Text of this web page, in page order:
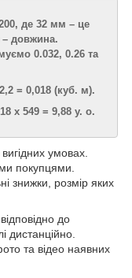
де 32 мм – це
довжина.
0.032, 0.26 та
= 0,018 (куб. м).
х 549 = 9,88 у. о.
умовах.
покупцями.
знижки, розмір яких
до
дистанційно.
та відео наявних